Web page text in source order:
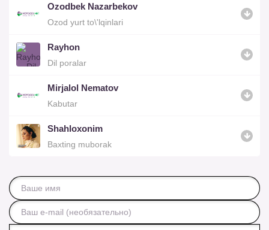
Ozodbek Nazarbekov
Ozod yurt to\'lqinlari
Rayhon
Dil poralar
Mirjalol Nematov
Kabutar
Shahloxonim
Baxting muborak